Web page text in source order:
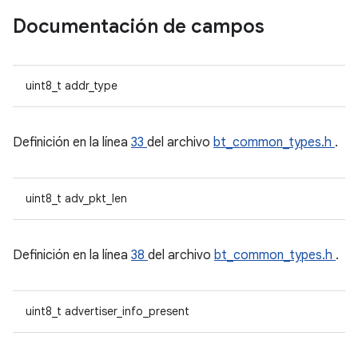
Documentación de campos
uint8_t addr_type
Definición en la línea 33 del archivo bt_common_types.h .
uint8_t adv_pkt_len
Definición en la línea 38 del archivo bt_common_types.h .
uint8_t advertiser_info_present